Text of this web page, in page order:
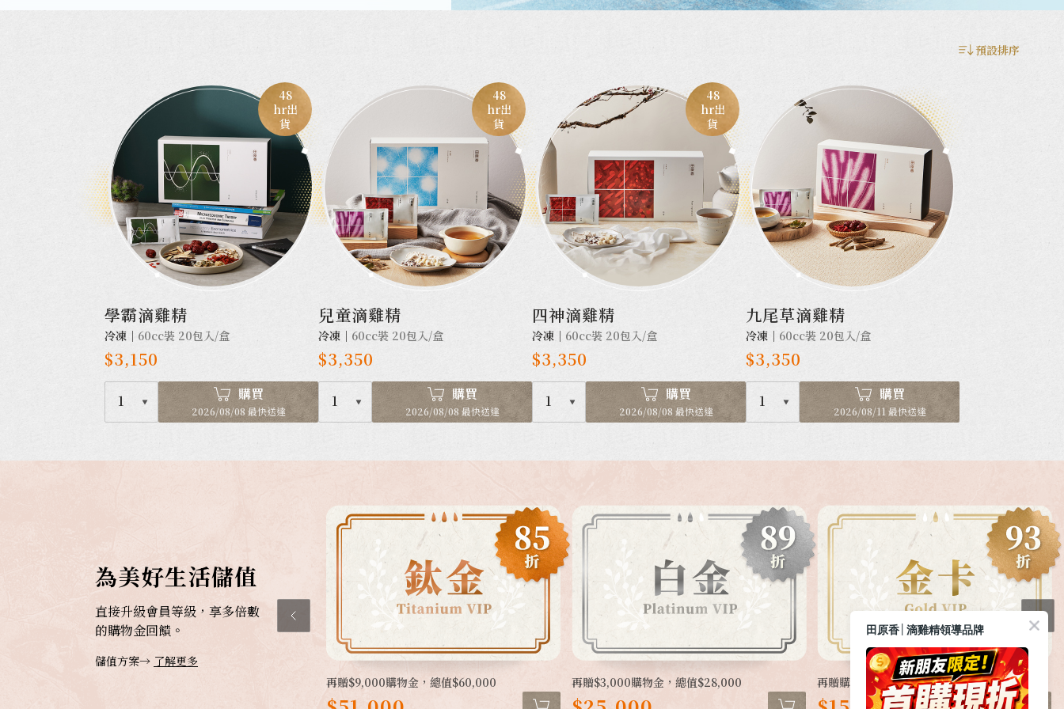
預設排序
48
hr出
貨
學霸滴雞精
冷凍｜ 60cc裝 20包入/盒
$3,150
1 購買
2026/08/08 最快送達
48
hr出
貨
兒童滴雞精
冷凍｜ 60cc裝 20包入/盒
$3,350
1 購買
2026/08/08 最快送達
48
hr出
貨
四神滴雞精
冷凍｜ 60cc裝 20包入/盒
$3,350
1 購買
2026/08/08 最快送達
九尾草滴雞精
冷凍｜ 60cc裝 20包入/盒
$3,350
1 購買
2026/08/11 最快送達
為美好生活儲值
直接升級會員等級，享多倍數
的購物金回饋。
儲值方案→ 了解更多
再贈$9,000購物金，總值$60,000
再贈$3,000購物金，總值$28,000 再贈購物金$1,000，總值$16,000
田原香│滴雞精領導品牌